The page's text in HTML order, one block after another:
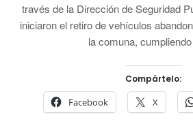
través de la Dirección de Seguridad
iniciaron el retiro de vehículos
la comuna,
Compártelo:
Facebook X